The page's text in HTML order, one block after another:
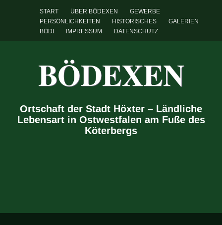
START ÜBER BÖDEXEN
GEWERBE
PERSÖNLICHKEITEN
HISTORISCHES
GALERIEN
BÖDI
IMPRESSUM DATENSCHUTZ
BÖDEXEN
Ortschaft der Stadt Höxter – Ländliche
Lebensart in Ostwestfalen am Fuße des
Köterbergs